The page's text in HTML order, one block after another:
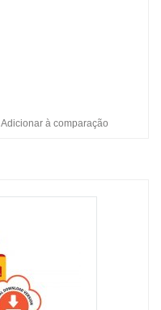
Adicionar à comparação